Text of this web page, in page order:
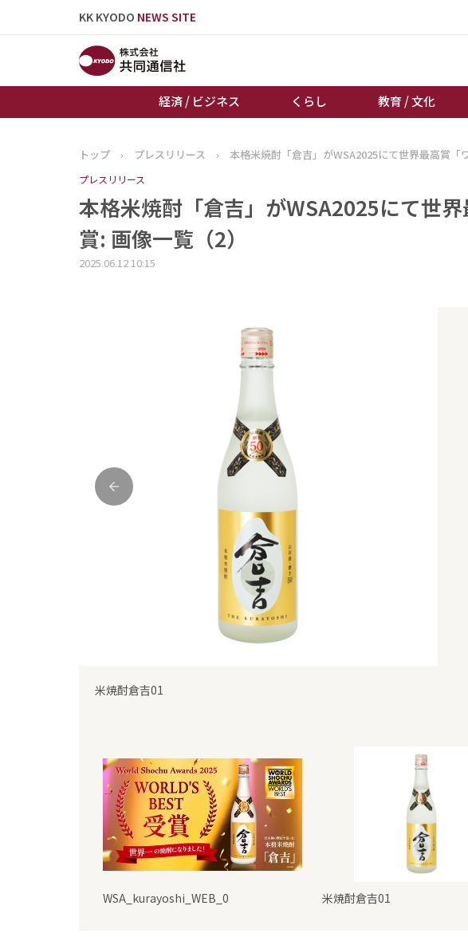
KK KYODO NEWS SITE
経済 / ビジネス くらし 教育 / 文化
トップページ
経済 / ビジネス
教育 / 文化
トップ › プレスリリース › 本格米焼酎「倉吉」がWSA2025にて世界最高賞「
プレスリリース
本格米焼酎「倉吉」がWSA2025にて世
賞: 画像一覧（2）
2025.06.12 10:15
前
WSA_kurayoshi_WEB_0 米焼酎倉吉01